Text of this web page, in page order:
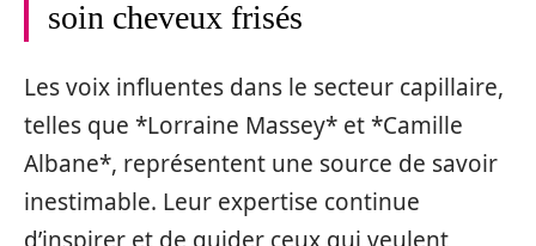
soin cheveux frisés
Les voix influentes dans le secteur capillaire,
telles que *Lorraine Massey* et *Camille
Albane*, représentent une source de savoir
inestimable. Leur expertise continue